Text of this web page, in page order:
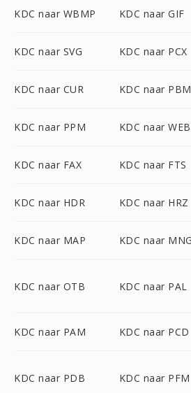
KDC naar WBMP KDC naar GIF
KDC naar SVG KDC naar PCX
KDC naar CUR KDC naar PBM
KDC naar PPM KDC naar
KDC naar FAX KDC naar FTS
KDC naar HDR KDC naar HRZ
KDC naar MAP KDC naar MNG
KDC naar OTB KDC naar PAL
KDC naar PAM KDC naar PCD
KDC naar PDB KDC naar PFM